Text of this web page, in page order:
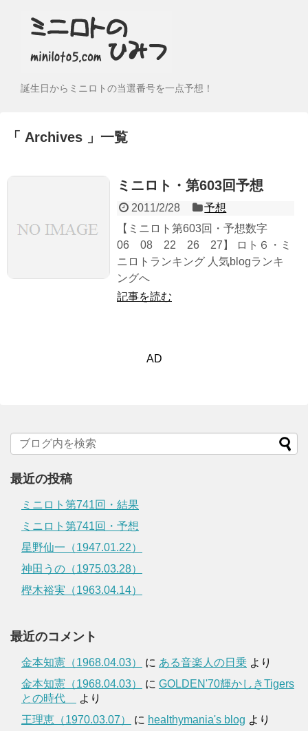
誕生日からミニロトの当選番号を一点予想！
Archives 一覧
ミニロト・第603回予想
2011/2/28
予想
【ミニロト第603回・予想数字
06 08 22 26 27】 ロト６・ミ
ニロトランキング 人気blogランキ
ングへ
記事を読む
AD
最近の投稿
ミニロト第741回・結果
ミニロト第741回・予想
星野仙一（1947.01.22）
神田うの（1975.03.28）
樫木裕実（1963.04.14）
最近のコメント
金本知憲（1968.04.03） に ある音楽人の日乗 より
金本知憲（1968.04.03）
に GOLDEN'70輝かしきTigers
との時代
より
王理恵（1970.03.07）
に healthymania's blog より